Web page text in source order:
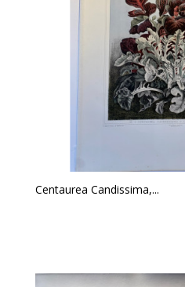
Centaurea Candissima,...